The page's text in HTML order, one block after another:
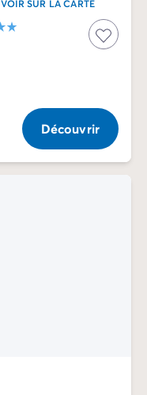
VOIR SUR LA CARTE
Découvrir